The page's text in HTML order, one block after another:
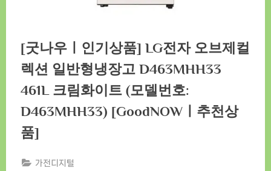
[굿나우ㅣ인기상품] LG전자 오브제컬
렉션 일반형냉장고 D463MHH33
461L 크림화이트 (모델번호:
D463MHH33) [GoodNOWㅣ추천상
품]
가전디지털